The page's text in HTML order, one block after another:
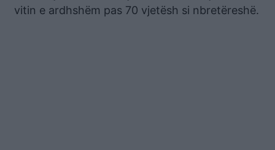
vitin e ardhshëm pas 70 vjetësh si nbretëreshë.